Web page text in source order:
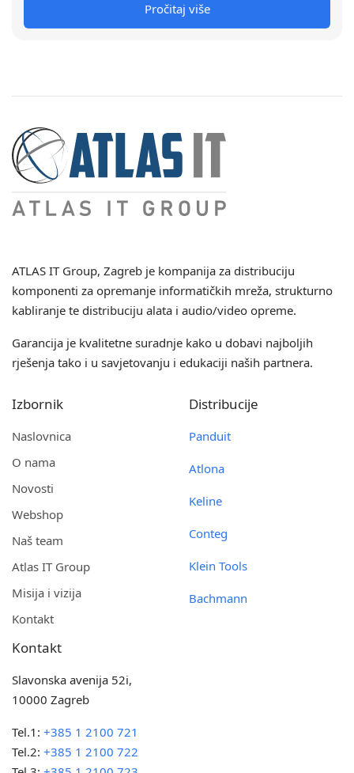
Pročitaj više
ATLAS IT Group, Zagreb je kompanija za distribuciju
komponenti za opremanje informatičkih mreža, strukturno
kabliranje te distribuciju alata i audio/video opreme.
Garancija je kvalitetne suradnje kako u dobavi najboljih
rješenja tako i u savjetovanju i edukaciji naših partnera.
Izbornik
Naslovnica
O nama
Novosti
Webshop
Naš team
Atlas IT Group
Misija i vizija
Kontakt
Distribucije
Panduit
Atlona
Keline
Conteg
Klein Tools
Bachmann
Kontakt
Slavonska avenija 52i,
10000 Zagreb
Tel.1:+385 1 2100 721
Tel.2:+385 1 2100 722